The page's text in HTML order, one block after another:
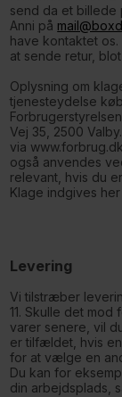
send da et billede
Anni på
have kontaktet
at sende retur,
Oplysning om
tjenesteydelse
Vej 35, 2500
via
også anvendes
relevant, hvis du
Klage indgives
Levering
Vi tilstræber
11. Skulle det
varer senere, vil
er tilfældet, hvis
for at vælge en
Du kan for
din arbejdsplads,